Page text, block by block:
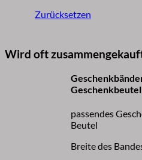
Zurücksetzen
Wird oft
Geschenkbeutel
passendes
Beutel
Breite des